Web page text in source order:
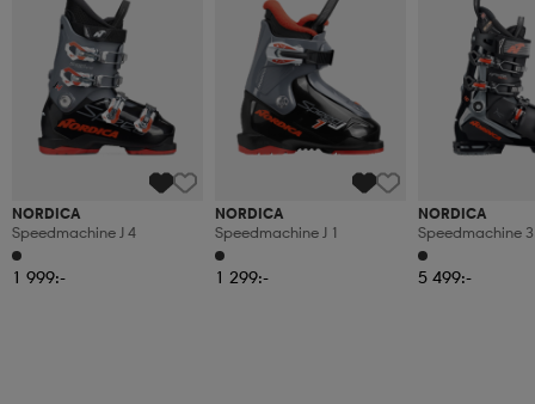
NORDICA
Speedmachine J 4
1 999:-
NORDICA
Speedmachine J 1
1 299:-
NORDICA
Speedmachine
5 499:-